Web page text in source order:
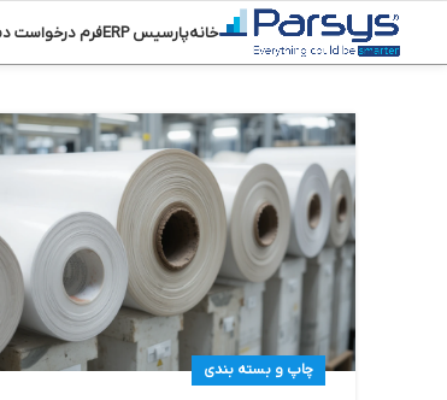
خانهپارسیس ERP فرم درخواست
چاپ و بسته بندی